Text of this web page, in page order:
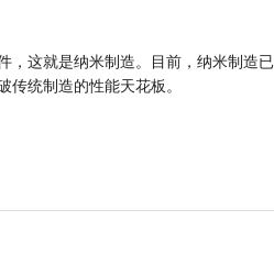
，这就是纳米制造。目前，纳米制造
统制造的性能天花板。